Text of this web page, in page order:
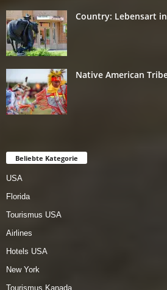
Country: Lebensart
Native American
Beliebte Kategorie
USA
Florida
Tourismus USA
Airlines
Hotels USA
New York
Tourismus Kanada